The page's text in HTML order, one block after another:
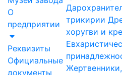
О
предприятии
Реквизиты
Официальные
документы
трикирии
хоругви и